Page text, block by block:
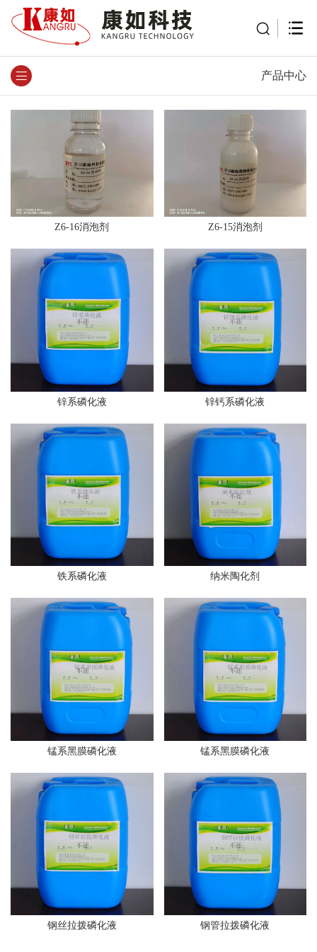
产品中心
Z6-16消泡剂 Z6-15消泡剂
锌系磷化液 锌钙系磷化液
铁系磷化液 纳米陶化剂
锰系黑膜磷化液 锰系黑膜磷化液
钢丝拉拨磷化液 钢管拉拨磷化液